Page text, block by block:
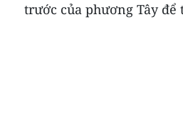
trước của phương Tây để